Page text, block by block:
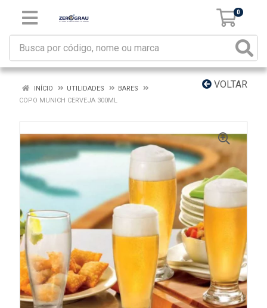
0
VOLTAR
INÍCIO UTILIDADES
BARES
COPO MUNICH CERVEJA 300ML